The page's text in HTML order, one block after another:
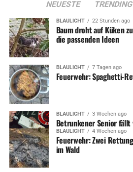
NEUESTE TRENDING
BLAULICHT 22 Stunden ago
Baum droht auf Küken
die passenden Ideen
BLAULICHT 7 Tagen ago
Feuerwehr: Spaghetti-
BLAULICHT 3 Wochen ago
Betrunkener Senior fällt
BLAULICHT 4 Wochen ago
Feuerwehr: Zwei
im Wald